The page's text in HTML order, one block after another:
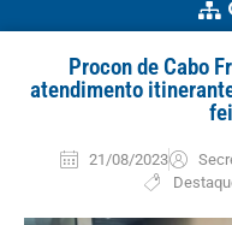
Procon de Cabo
atendimento
21/08/2023